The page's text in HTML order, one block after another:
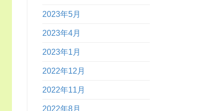
2023年5月
2023年4月
2023年1月
2022年12月
2022年11月
2022年8月